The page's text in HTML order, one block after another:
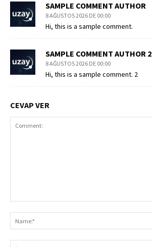
SAMPLE COMMENT AUTHOR
8 AĞUSTOS 2026 DE 00:00
Hi, this is a sample comment.
SAMPLE COMMENT AUTHOR 2
8 AĞUSTOS 2026 DE 00:00
Hi, this is a sample comment. 2
CEVAP VER